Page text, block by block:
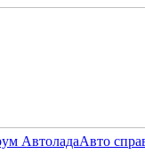
АвтоладаАвто